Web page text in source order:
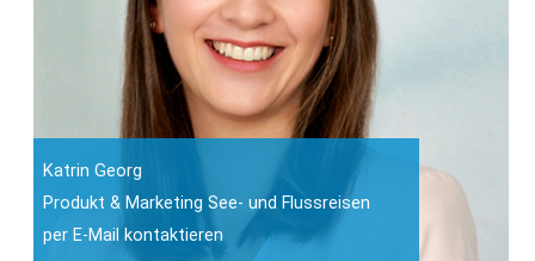
Katrin Georg
Produkt & Marketing See- und Flussreisen
per E-Mail kontaktieren